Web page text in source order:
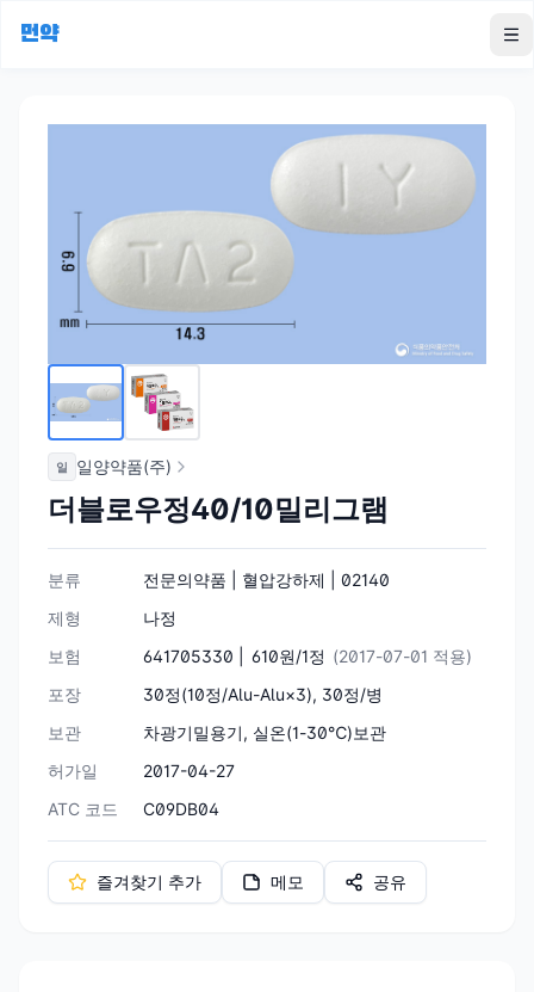
먼약
일 일양약품(주)
더블로우정40/10밀리그램
분류
전문의약품 | 혈압강하제 | 02140
제형
나정
보험
641705330 | 610원/1정 (2017-07-01 적용)
포장
30정(10정/Alu-Alu×3), 30정/병
보관
차광기밀용기, 실온(1-30℃)보관
허가일
2017-04-27
ATC 코드
C09DB04
즐겨찾기 추가 메모 공유